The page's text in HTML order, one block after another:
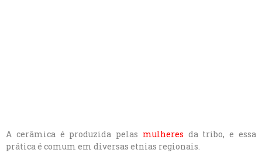
A cerâmica é produzida pelas mulheres da tribo, e essa
prática é comum em diversas etnias regionais.